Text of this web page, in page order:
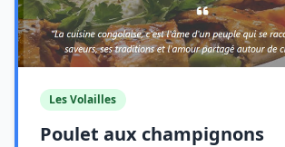
Les Volailles
Poulet aux champignons